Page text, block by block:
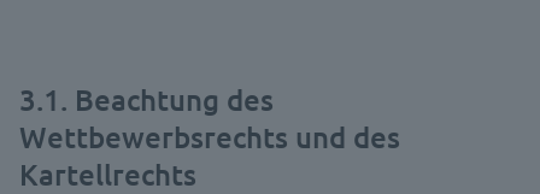
3.1. Beachtung des
Wettbewerbsrechts und des
Kartellrechts